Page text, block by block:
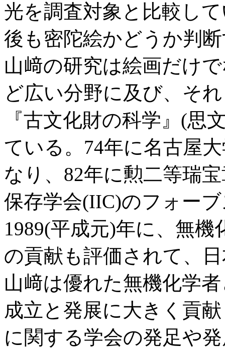
光を調査対象と比較し
後も密陀絵かどうか判
山﨑の研究は絵画だけ
ど広い分野に及び、そ
『古文化財の科学』(思
ている。74年に名古屋
なり、82年に勲二等瑞
保存学会(IIC)のフォー
1989(平成元)年に、無
の貢献も評価されて、
山﨑は優れた無機化学
成立と発展に大きく貢
に関する学会の発足や